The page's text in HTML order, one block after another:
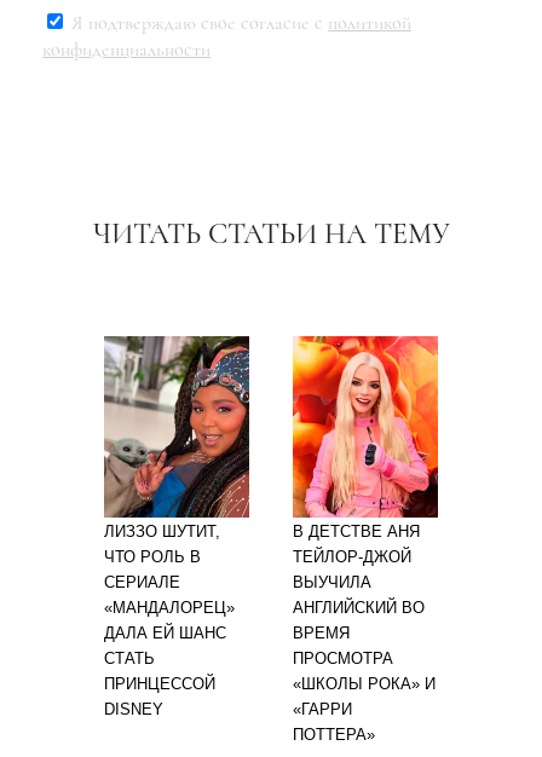
Я подтверждаю свое согласие с политикой
конфиденциальности
ЧИТАТЬ СТАТЬИ НА ТЕМУ
ЛИЗЗО ШУТИТ,
ЧТО РОЛЬ В
СЕРИАЛЕ
«МАНДАЛОРЕЦ»
ДАЛА ЕЙ ШАНС
СТАТЬ
ПРИНЦЕССОЙ
DISNEY
В ДЕТСТВЕ АНЯ
ТЕЙЛОР-ДЖОЙ
ВЫУЧИЛА
АНГЛИЙСКИЙ ВО
ВРЕМЯ
ПРОСМОТРА
«ШКОЛЫ РОКА» И
«ГАРРИ
ПОТТЕРА»